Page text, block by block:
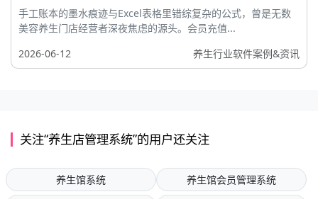
手工账本的墨水痕迹与Excel表格里错综复杂的公式，曾是无数
美容养生门店经营者深夜焦虑的源头。会员充值...
2026-06-12
养生行业软件案例&资讯
关注“养生店管理系统”的用户还关注
养生馆系统
养生馆会员管理系统